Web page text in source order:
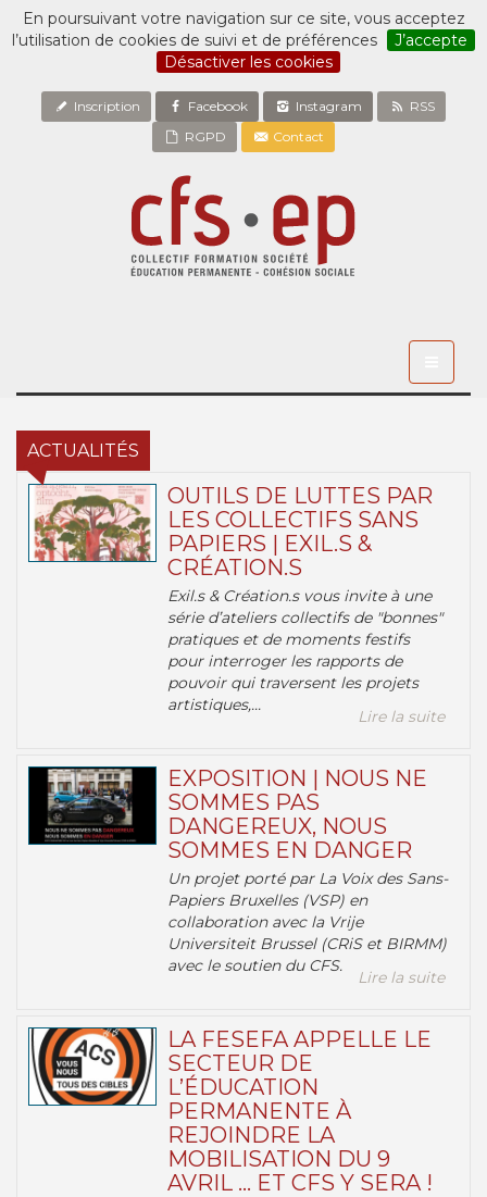
En poursuivant votre navigation sur ce site, vous acceptez
l’utilisation de cookies de suivi et de préférences
J’accepte
Désactiver les cookies
Inscription Facebook Instagram
RSS
RGPD
Contact
ACTUALITÉS
OUTILS DE LUTTES PAR
LES COLLECTIFS SANS
PAPIERS | EXIL.S &
CRÉATION.S
Exil.s & Création.s vous invite à une
série d’ateliers collectifs de "bonnes"
pratiques et de moments festifs
pour interroger les rapports de
pouvoir qui traversent les projets
artistiques,...
Lire la suite
EXPOSITION | NOUS NE
SOMMES PAS
DANGEREUX, NOUS
SOMMES EN DANGER
Un projet porté par La Voix des Sans-
Papiers Bruxelles (VSP) en
collaboration avec la Vrije
Universiteit Brussel (CRiS et BIRMM)
avec le soutien du CFS.
Lire la suite
LA FESEFA APPELLE LE
SECTEUR DE
L’ÉDUCATION
PERMANENTE À
REJOINDRE LA
MOBILISATION DU 9
AVRIL … ET CFS Y SERA !